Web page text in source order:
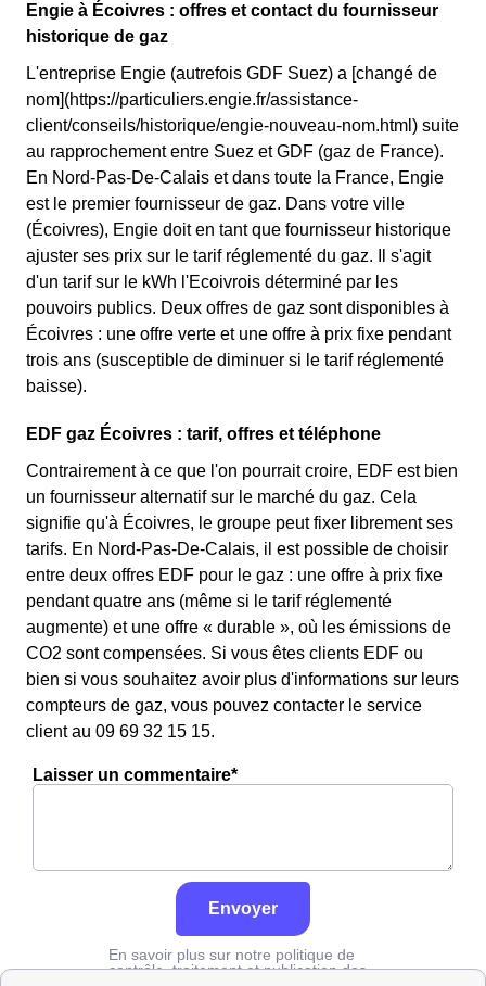
Engie à Écoivres : offres et contact du fournisseur
historique de gaz
L'entreprise Engie (autrefois GDF Suez) a [changé de
nom](https://particuliers.engie.fr/assistance-
client/conseils/historique/engie-nouveau-nom.html) suite
au rapprochement entre Suez et GDF (gaz de France).
En Nord-Pas-De-Calais et dans toute la France, Engie
est le premier fournisseur de gaz. Dans votre ville
(Écoivres), Engie doit en tant que fournisseur historique
ajuster ses prix sur le tarif réglementé du gaz. Il s'agit
d'un tarif sur le kWh l'Ecoivrois déterminé par les
pouvoirs publics. Deux offres de gaz sont disponibles à
Écoivres : une offre verte et une offre à prix fixe pendant
trois ans (susceptible de diminuer si le tarif réglementé
baisse).
EDF gaz Écoivres : tarif, offres et téléphone
Contrairement à ce que l'on pourrait croire, EDF est bien
un fournisseur alternatif sur le marché du gaz. Cela
signifie qu'à Écoivres, le groupe peut fixer librement ses
tarifs. En Nord-Pas-De-Calais, il est possible de choisir
entre deux offres EDF pour le gaz : une offre à prix fixe
pendant quatre ans (même si le tarif réglementé
augmente) et une offre « durable », où les émissions de
CO2 sont compensées. Si vous êtes clients EDF ou
bien si vous souhaitez avoir plus d'informations sur leurs
compteurs de gaz, vous pouvez contacter le service
client au 09 69 32 15 15.
Laisser un commentaire*
Envoyer
En savoir plus sur notre politique de
contrôle, traitement et publication des